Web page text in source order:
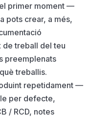
primer moment —
pots crear, a més,
de treball del teu
preemplenats
treballis.
repetidament —
per defecte,
/ RCD, notes